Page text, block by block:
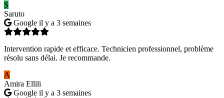
S
Saruto
Google il y a 3 semaines
Intervention rapide et efficace. Technicien professionnel, problème
résolu sans délai. Je recommande.
A
Amira Ellili
Google il y a 3 semaines